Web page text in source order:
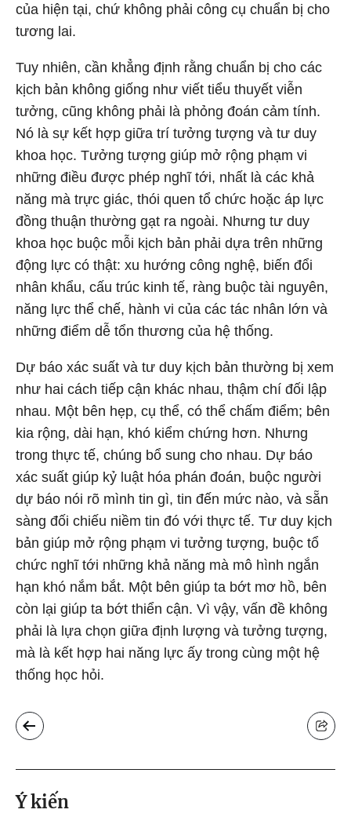
của hiện tại, chứ không phải công cụ chuẩn bị cho
tương lai.
Tuy nhiên, cần khẳng định rằng chuẩn bị cho các
kịch bản không giống như viết tiểu thuyết viễn
tưởng, cũng không phải là phỏng đoán cảm tính.
Nó là sự kết hợp giữa trí tưởng tượng và tư duy
khoa học. Tưởng tượng giúp mở rộng phạm vi
những điều được phép nghĩ tới, nhất là các khả
năng mà trực giác, thói quen tổ chức hoặc áp lực
đồng thuận thường gạt ra ngoài. Nhưng tư duy
khoa học buộc mỗi kịch bản phải dựa trên những
động lực có thật: xu hướng công nghệ, biến đổi
nhân khẩu, cấu trúc kinh tế, ràng buộc tài nguyên,
năng lực thể chế, hành vi của các tác nhân lớn và
những điểm dễ tổn thương của hệ thống.
Dự báo xác suất và tư duy kịch bản thường bị xem
như hai cách tiếp cận khác nhau, thậm chí đối lập
nhau. Một bên hẹp, cụ thể, có thể chấm điểm; bên
kia rộng, dài hạn, khó kiểm chứng hơn. Nhưng
trong thực tế, chúng bổ sung cho nhau. Dự báo
xác suất giúp kỷ luật hóa phán đoán, buộc người
dự báo nói rõ mình tin gì, tin đến mức nào, và sẵn
sàng đối chiếu niềm tin đó với thực tế. Tư duy kịch
bản giúp mở rộng phạm vi tưởng tượng, buộc tổ
chức nghĩ tới những khả năng mà mô hình ngắn
hạn khó nắm bắt. Một bên giúp ta bớt mơ hồ, bên
còn lại giúp ta bớt thiển cận. Vì vậy, vấn đề không
phải là lựa chọn giữa định lượng và tưởng tượng,
mà là kết hợp hai năng lực ấy trong cùng một hệ
thống học hỏi.
Ý kiến